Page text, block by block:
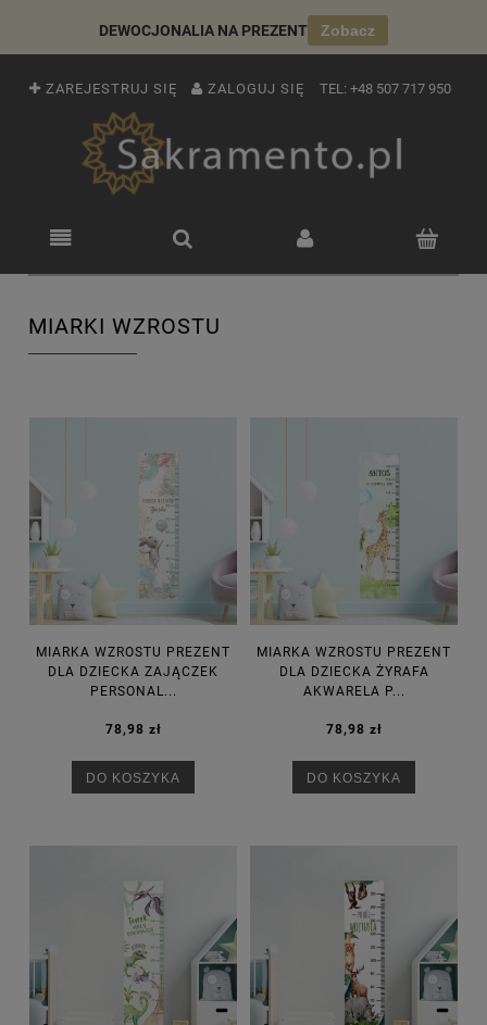
DEWOCJONALIA NA PREZENT Zobacz
ZAREJESTRUJ SIĘ ZALOGUJ SIĘ TEL: +48 507 717 950
MIARKI WZROSTU
MIARKA WZROSTU PREZENT
DLA DZIECKA ZAJĄCZEK
PERSONAL...
78,98 zł
DO KOSZYKA
MIARKA WZROSTU PREZENT
DLA DZIECKA ŻYRAFA
AKWARELA P...
78,98 zł
DO KOSZYKA